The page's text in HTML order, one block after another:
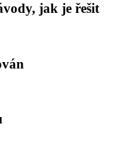
jak je řešit